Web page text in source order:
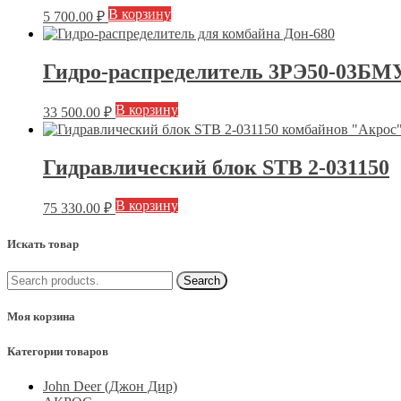
5 700.00 ₽ В корзину
Гидро-распределитель 3РЭ50-
33 500.00 ₽ В корзину
Гидравлический блок STB 2-031150
75 330.00 ₽ В корзину
Искать товар
Моя корзина
Категории товаров
John Deer (Джон Дир)